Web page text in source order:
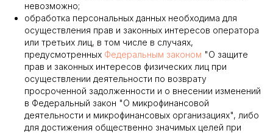
невозможно;
обработка персональных данных необходима для
осуществления прав и законных интересов оператора
или третьих лиц, в том числе в случаях,
предусмотренных Федеральным законом "О защите
прав и законных интересов физических лиц при
осуществлении деятельности по возврату
просроченной задолженности и о внесении изменений
в Федеральный закон "О микрофинансовой
деятельности и микрофинансовых организациях", либо
для достижения общественно значимых целей при